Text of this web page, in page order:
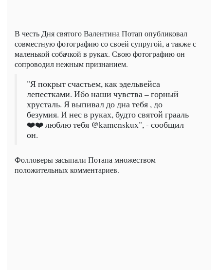
В честь Дня святого Валентина Потап опубликовал
совместную фотографию со своей супругой, а также с
маленькой собачкой в руках. Свою фотографию он
сопроводил нежным признанием.
"Я покрыт счастьем, как эдельвейса
лепестками. Ибо наши чувства – горный
хрусталь. Я выпивал до дна тебя , до
безумия. И нес в руках, будто святой грааль
❤️❤️ люблю тебя @kamenskux", - сообщил
он.
Фолловеры засыпали Потапа множеством
положительных комментариев.